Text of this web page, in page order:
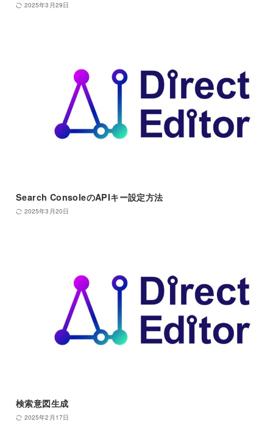
2025年3月29日
Search ConsoleのAPIキー設定方法
2025年3月20日
検索意図生成
2025年2月17日